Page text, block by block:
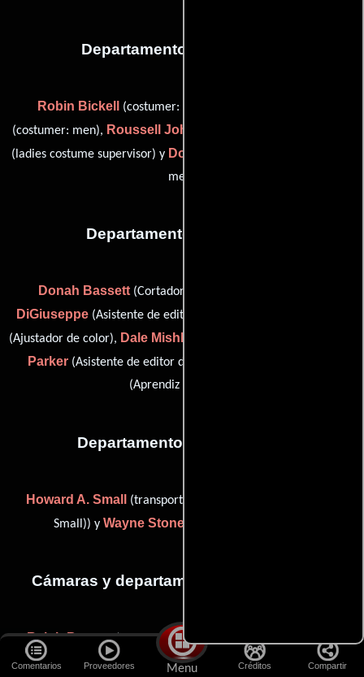
Comentarios Proveedores Menu Créditos Compartir
Departamento de vestuario
Robin Bickell (costumer: women),
(costumer: men), Roussell Johnson
(ladies costume supervisor) y Don Vargas
men)
Departamento de editorial
Donah Bassett(Cortador de negativos),
DiGiuseppe (Asistente de editor de película),
(Ajustador de color), Dale Mishkin
Parker(Asistente de editor de película) y
(Aprendiz de editor)
Departamento de transporte
Howard A. Small
(transportation coordinator (as Howard
Small)) y Wayne Stone
Cámaras y departamento de electricidad
Ralph Barone(Electricista),
James Blanford(camera operator: Chicago), George